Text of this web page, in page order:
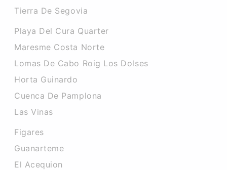
Tierra De Segovia
Playa Del Cura Quarter
Maresme Costa Norte
Lomas De Cabo Roig Los Dolses
Horta Guinardo
Cuenca De Pamplona
Las Vinas
Figares
Guanarteme
El Acequion